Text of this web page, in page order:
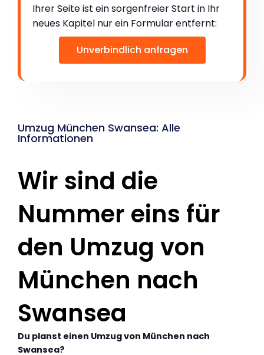
Ihrer Seite ist ein sorgenfreier Start in Ihr
neues Kapitel nur ein Formular entfernt:
Unverbindlich anfragen
Umzug München Swansea: Alle
Informationen
Wir sind die
Nummer eins für
den Umzug von
München nach
Swansea
Du planst einen Umzug von München nach
Swansea?